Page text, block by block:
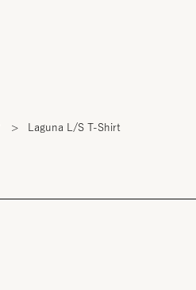
> Laguna L/S T-Shirt